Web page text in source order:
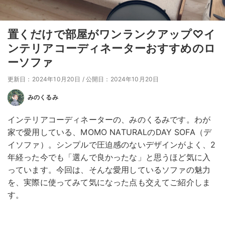
置くだけで部屋がワンランクアップ♡イ
ンテリアコーディネーターおすすめのロ
ーソファ
更新日：2024年10月20日 / 公開日：2024年10月20日
みのくるみ
インテリアコーディネーターの、みのくるみです。わが
家で愛用している、MOMO NATURALのDAY SOFA（デ
イソファ）。シンプルで圧迫感のないデザインがよく、2
年経った今でも「選んで良かったな」と思うほど気に入
っています。今回は、そんな愛用しているソファの魅力
を、実際に使ってみて気になった点も交えてご紹介しま
す。